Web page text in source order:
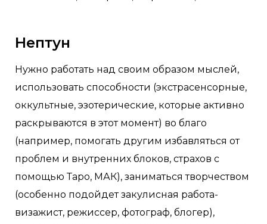
Нептун
Нужно работать над своим образом мыслей,
использовать способности (экстрасенсорные,
оккультные, эзотерические, которые активно
раскрываются в этот момент) во благо
(например, помогать другим избавляться от
проблем и внутренних блоков, страхов с
помощью Таро, МАК), заниматься творчеством
(особенно подойдет закулисная работа-
визажист, режиссер, фотограф, блогер),